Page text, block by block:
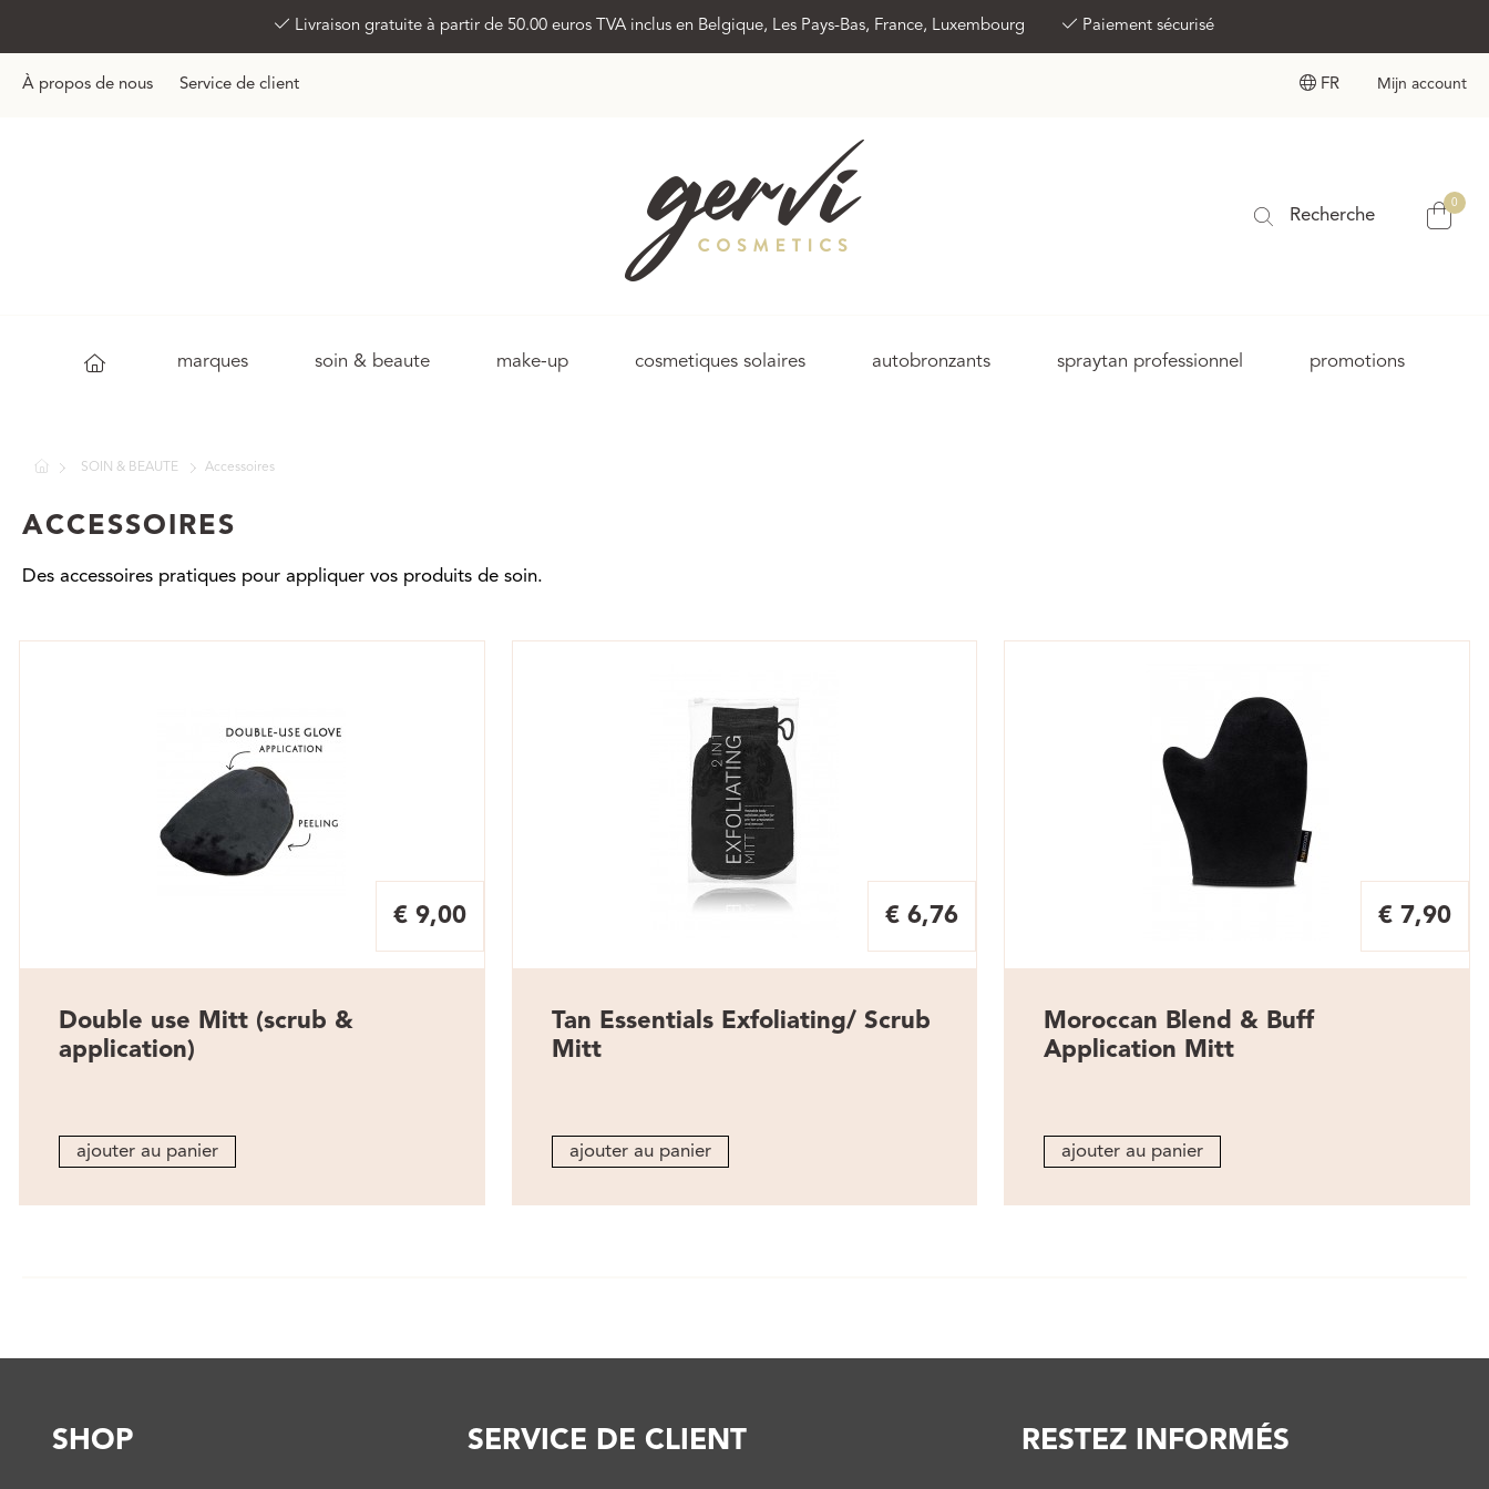
Livraison gratuite à partir de 50.00 euros TVA inclus en Belgique, Les Pays-Bas, France, Luxembourg Paiement sécurisé
À propos de nous Service de client FR Mijn account
Recherche
0
marques soin & beaute make-up cosmetiques solaires autobronzants spraytan professionnel promotions
SOIN & BEAUTE Accessoires
ACCESSOIRES
Des accessoires pratiques pour appliquer vos produits de soin.
€ 9,00
Double use Mitt (scrub &
application)
ajouter au panier
€ 6,76
Tan Essentials Exfoliating/ Scrub
Mitt
ajouter au panier
€ 7,90
Moroccan Blend & Buff
Application Mitt
ajouter au panier
SHOP SERVICE DE CLIENT RESTEZ INFORMÉS